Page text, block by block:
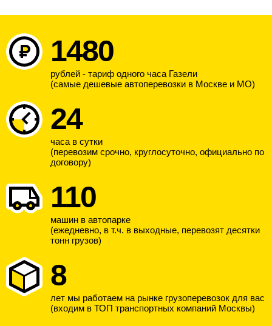
1480
рублей - тариф одного часа Газели
(самые дешевые автоперевозки в Москве и МО)
24
часа в сутки
(перевозим срочно, круглосуточно, официально по
договору)
110
машин в автопарке
(ежедневно, в т.ч. в выходные, перевозят десятки
тонн грузов)
8
лет мы работаем на рынке грузоперевозок для вас
(входим в ТОП транспортных компаний Москвы)